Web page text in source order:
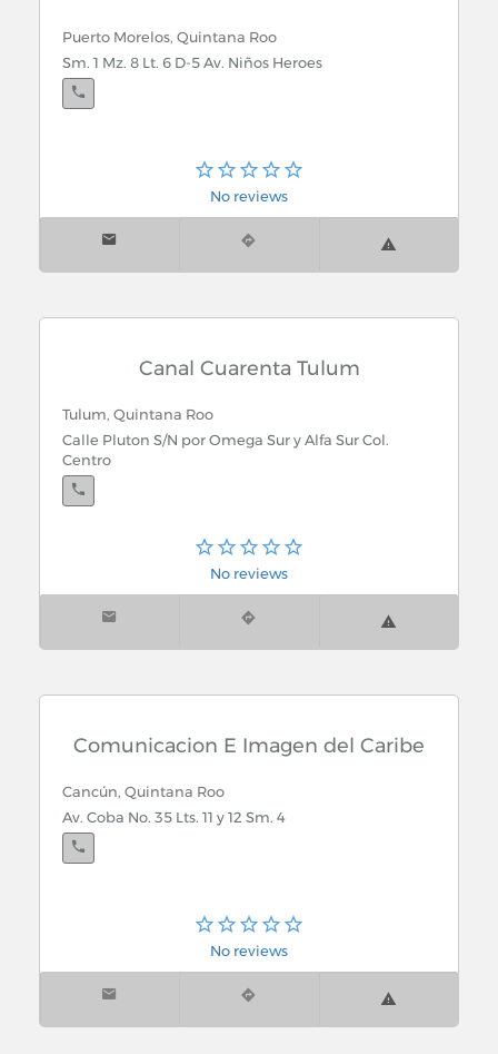
Puerto Morelos, Quintana Roo
Sm. 1 Mz. 8 Lt. 6 D-5 Av. Niños Heroes
No reviews
Canal Cuarenta Tulum
Tulum, Quintana Roo
Calle Pluton S/N por Omega Sur y Alfa Sur Col.
Centro
No reviews
Comunicacion E Imagen del Caribe
Cancún, Quintana Roo
Av. Coba No. 35 Lts. 11 y 12 Sm. 4
No reviews